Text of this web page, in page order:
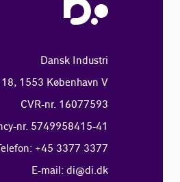
Dansk Industri
1553 København V
CVR-nr. 16077593
nr. 5749958415-41
+45 3377 3377
E-mail: di@di.dk